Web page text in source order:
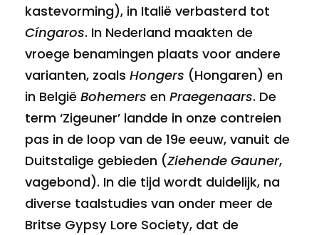
kastevorming), in Italië verbasterd tot
Cíngaros. In Nederland maakten de
vroege benamingen plaats voor andere
varianten, zoals Hongers (Hongaren) en
in België Bohemers en Praegenaars. De
term ‘Zigeuner’ landde in onze contreien
pas in de loop van de 19e eeuw, vanuit de
Duitstalige gebieden (Ziehende Gauner,
vagebond). In die tijd wordt duidelijk, na
diverse taalstudies van onder meer de
Britse Gypsy Lore Society, dat de